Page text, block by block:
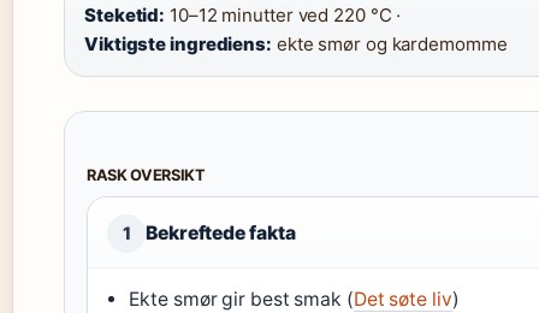
Steketid: 10–12 minutter ved 220 °C ·
Viktigste ingrediens: ekte smør og kardemomme
RASK OVERSIKT
1 Bekreftede fakta
Ekte smør gir best smak (Det søte liv)